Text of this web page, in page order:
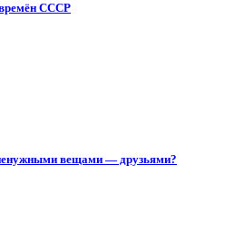
СССР
вещами — друзьями?